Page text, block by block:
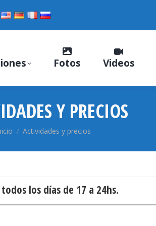
Fotos Videos
Y PRECIOS
aquí:
Actividades y precios
los días de 17 a 24hs.